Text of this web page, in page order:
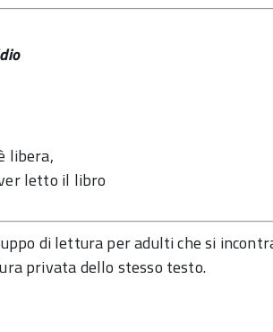
libera,
letto il libro
di lettura per adulti che si
privata dello stesso testo.